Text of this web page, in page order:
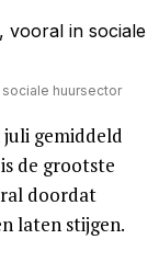
huursector
gemiddeld
de grootste
doordat
laten stijgen.